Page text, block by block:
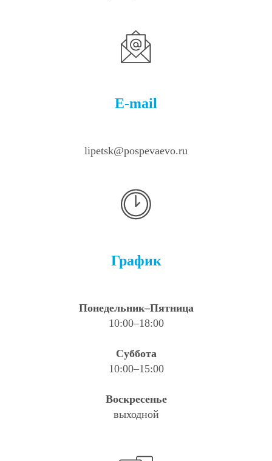
E-mail
lipetsk@pospevaevo.ru
График
Понедельник–Пятница
10:00–18:00
Суббота
10:00–15:00
Воскресенье
выходной